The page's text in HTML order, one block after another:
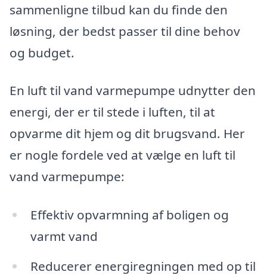
sammenligne tilbud kan du finde den
løsning, der bedst passer til dine behov
og budget.
En luft til vand varmepumpe udnytter den
energi, der er til stede i luften, til at
opvarme dit hjem og dit brugsvand. Her
er nogle fordele ved at vælge en luft til
vand varmepumpe:
Effektiv opvarmning af boligen og
varmt vand
Reducerer energiregningen med op til